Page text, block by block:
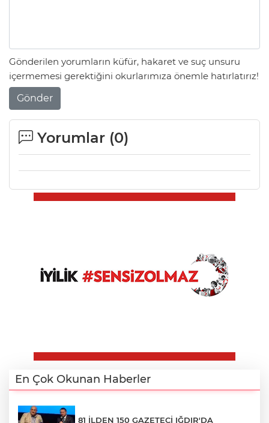
Gönderilen yorumların küfür, hakaret ve suç unsuru
içermemesi gerektiğini okurlarımıza önemle hatırlatırız!
Gönder
Yorumlar (0)
En Çok Okunan Haberler
81 İLDEN 150 GAZETECİ IĞDIR'DA